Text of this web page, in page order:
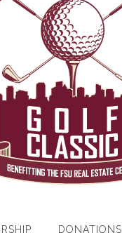
DONATIONS